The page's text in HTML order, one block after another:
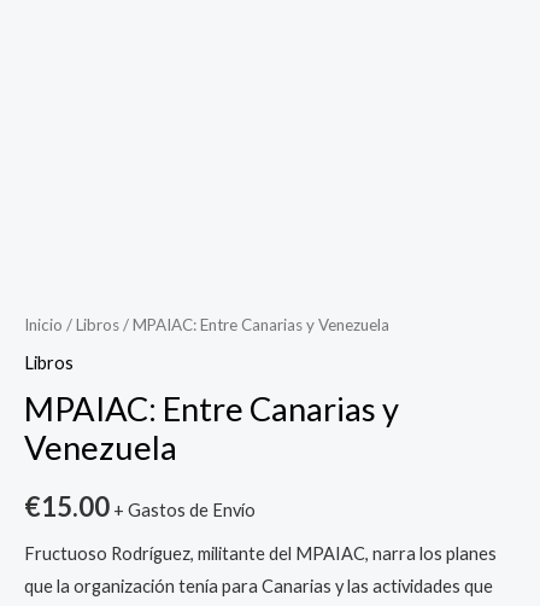
Inicio /Libros/ MPAIAC: Entre Canarias y Venezuela
Libros
MPAIAC: Entre Canarias y
Venezuela
€15.00 + Gastos de Envío
Fructuoso Rodríguez, militante del MPAIAC, narra los planes
que la organización tenía para Canarias y las actividades que